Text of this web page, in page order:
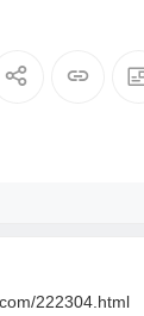
222304.html